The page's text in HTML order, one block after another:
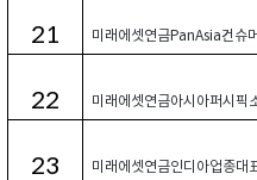
21 미래에셋연금PanAsia컨슈
22 미래에셋연금아시아퍼시픽
23 미래에셋연금인디아업종대